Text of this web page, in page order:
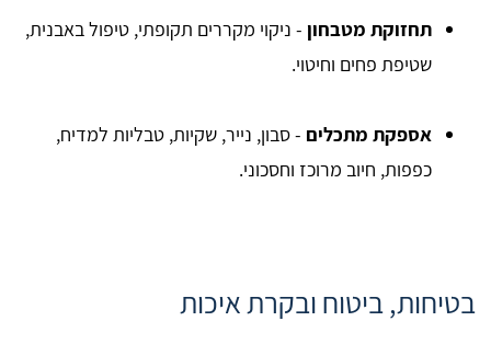
תחזוקת מטבחון - ניקוי מקררים תקופתי, טיפול באבנית,
שטיפת פחים וחיטוי.
אספקת מתכלים - סבון, נייר, שקיות, טבליות למדיח,
כפפות, חיוב מרוכז וחסכוני.
בטיחות, ביטוח ובקרת איכות